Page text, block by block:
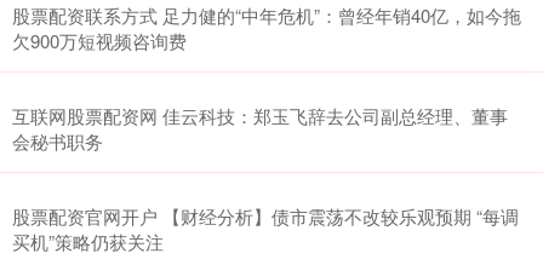
股票配资联系方式 足力健的“中年危机”：曾经年销40亿，如今拖
欠900万短视频咨询费
互联网股票配资网 佳云科技：郑玉飞辞去公司副总经理、董事
会秘书职务
股票配资官网开户 【财经分析】债市震荡不改较乐观预期 “每调
买机”策略仍获关注